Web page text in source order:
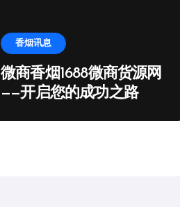
香烟讯息
微商香烟1688微商货源网
——开启您的成功之路